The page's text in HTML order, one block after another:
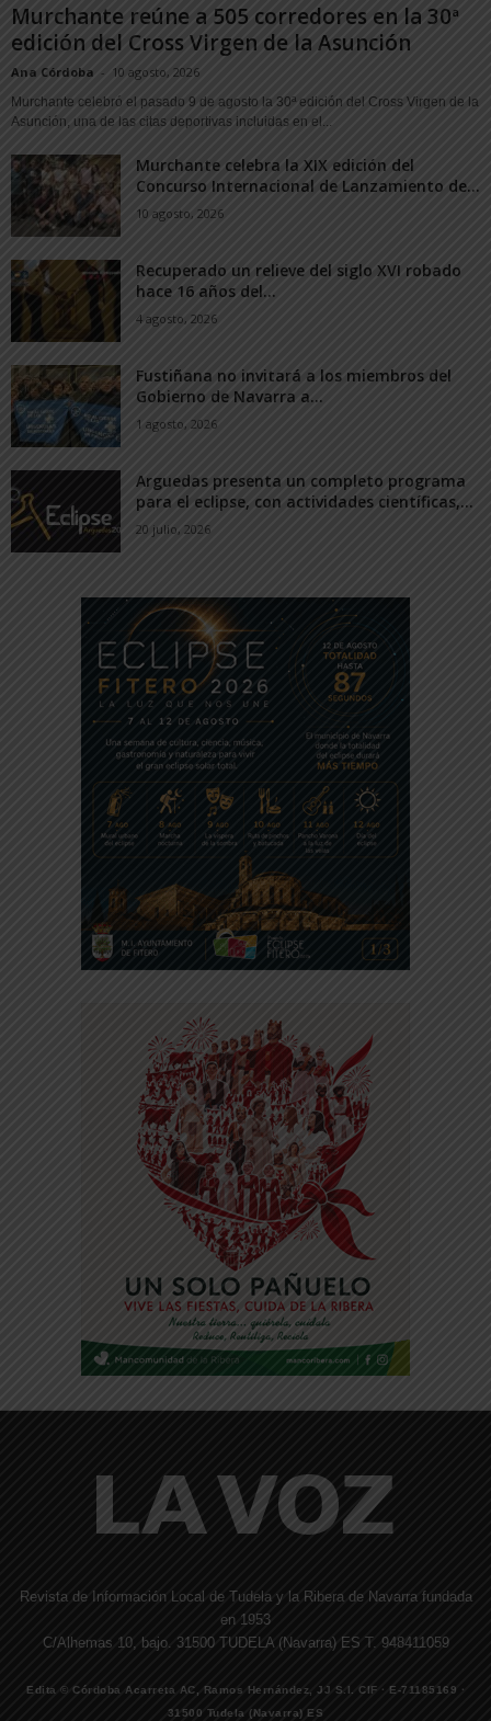
Murchante reúne a 505 corredores en la 30ª
edición del Cross Virgen de la Asunción
Ana Córdoba - 10 agosto, 2026
Murchante celebró el pasado 9 de agosto la 30ª edición del Cross Virgen de la
Asunción, una de las citas deportivas incluidas en el...
Murchante celebra la XIX edición del
Concurso Internacional de Lanzamiento de...
10 agosto, 2026
Recuperado un relieve del siglo XVI robado
hace 16 años del...
4 agosto, 2026
Fustiñana no invitará a los miembros del
Gobierno de Navarra a...
1 agosto, 2026
Arguedas presenta un completo programa
para el eclipse, con actividades científicas,...
20 julio, 2026
Revista de Información Local de Tudela y la Ribera de Navarra fundada
en 1953
C/Alhemas 10, bajo. 31500 TUDELA (Navarra) ES T. 948411059
Edita © Córdoba Acarreta AC, Ramos Hernández, JJ S.I. CIF · E-71185169 ·
31500 Tudela (Navarra) ES